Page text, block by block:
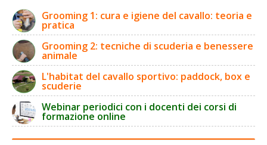
Grooming 1: cura e igiene del cavallo: teoria e
pratica
Grooming 2: tecniche di scuderia e benessere
animale
L'habitat del cavallo sportivo: paddock, box e
scuderie
Webinar periodici con i docenti dei corsi di
formazione online